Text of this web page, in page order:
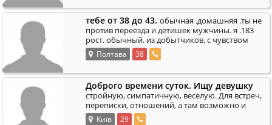
тебе от 38 до 43. обычная .домашняя .ты не
против переезда и детишек мужчины. я .183
рост. обычный. из добытчиков. с чувством
юмора .романтик ..
Полтава 38
Доброго времени суток. Ищу девушку
стройную, симпатичную, веселую. Для встреч,
переписки, отношений, а там возможно и
любовь. пишите на почку- naminator@t- пооб
Київ 29